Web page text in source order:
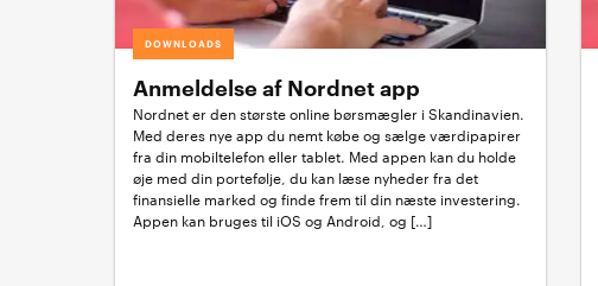
DOWNLOADS
Anmeldelse af Nordnet app
Nordnet er den største online børsmægler i Skandinavien.
Med deres nye app du nemt købe og sælge værdipapirer
fra din mobiltelefon eller tablet. Med appen kan du holde
øje med din portefølje, du kan læse nyheder fra det
finansielle marked og finde frem til din næste investering.
Appen kan bruges til iOS og Android, og […]